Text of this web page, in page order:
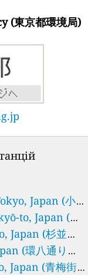
世田谷区)
区)
杉並区)
葛西江戸川区)
住荒川区)
束大田区)
東区)
水元公園葛飾区)
穂町)
区)
江市)
田区)
)
立区)
差点品川区)
巣鴨豊島区)
町田市)
野市)
(東京都環境局)
Japan (小
to, Japan (町
Japan (杉並区
(環八通り八
Japan (青梅街